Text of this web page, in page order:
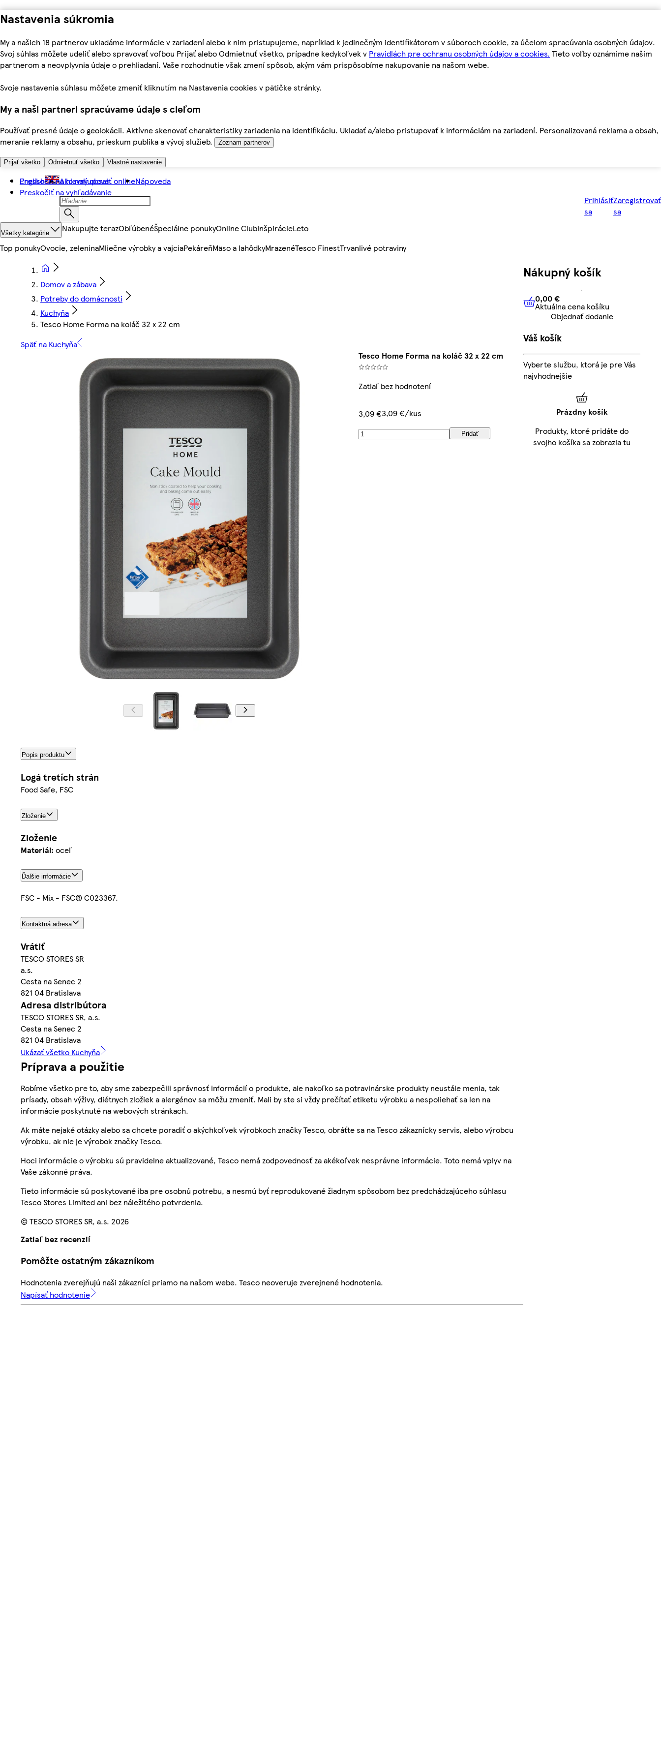
Nastavenia súkromia
My a našich 18 partnerov ukladáme informácie v zariadení alebo k nim pristupujeme, napríklad k jedinečným identifikátorom v súboroch cookie, za účelom spracúvania osobných údajov.
Svoj súhlas môžete udeliť alebo spravovať voľbou Prijať alebo Odmietnuť všetko, prípadne kedykoľvek v Pravidlách pre ochranu osobných údajov a cookies. Tieto voľby oznámime našim
partnerom a neovplyvnia údaje o prehliadaní. Vaše rozhodnutie však zmení spôsob, akým vám prispôsobíme nakupovanie na našom webe.
Svoje nastavenia súhlasu môžete zmeniť kliknutím na Nastavenia cookies v pätičke stránky.
My a naši partneri spracúvame údaje s cieľom
Používať presné údaje o geolokácii. Aktívne skenovať charakteristiky zariadenia na identifikáciu. Ukladať a/alebo pristupovať k informáciám na zariadení. Personalizovaná reklama a obsah,
meranie reklamy a obsahu, prieskum publika a vývoj služieb.
Zoznam partnerov
Prijať všetko Odmietnuť všetko Vlastné nastavenie
Preskočiť na hlavný obsah
Preskočiť na vyhľadávanie
English Ako nakupovať onlineNápoveda
Prihlásiť
sa
Zaregistrovať
sa
Všetky kategórie Nakupujte terazObľúbenéŠpeciálne ponukyOnline ClubInšpirácieLeto
Top ponukyOvocie, zeleninaMliečne výrobky a vajciaPekáreňMäso a lahôdkyMrazenéTesco FinestTrvanlivé potraviny
Domov a zábava
Potreby do domácnosti
Kuchyňa
Tesco Home Forma na koláč 32 x 22 cm
Späť na Kuchyňa
Tesco Home Forma na koláč 32 x 22 cm
Zatiaľ bez hodnotení
3,09 €3,09 €/kus
Pridať
Popis produktu
Logá tretích strán
Food Safe, FSC
Zloženie
Zloženie
Materiál: oceľ
Ďalšie informácie
FSC - Mix - FSC® C023367.
Kontaktná adresa
Vrátiť
TESCO STORES SR
a.s.
Cesta na Senec 2
821 04 Bratislava
Adresa distribútora
TESCO STORES SR, a.s.
Cesta na Senec 2
821 04 Bratislava
Ukázať všetko Kuchyňa
Príprava a použitie
Robíme všetko pre to, aby sme zabezpečili správnosť informácií o produkte, ale nakoľko sa potravinárske produkty neustále menia, tak
prísady, obsah výživy, diétnych zložiek a alergénov sa môžu zmeniť. Mali by ste si vždy prečítať etiketu výrobku a nespoliehať sa len na
informácie poskytnuté na webových stránkach.
Ak máte nejaké otázky alebo sa chcete poradiť o akýchkoľvek výrobkoch značky Tesco, obráťte sa na Tesco zákaznícky servis, alebo výrobcu
výrobku, ak nie je výrobok značky Tesco.
Hoci informácie o výrobku sú pravidelne aktualizované, Tesco nemá zodpovednosť za akékoľvek nesprávne informácie. Toto nemá vplyv na
Vaše zákonné práva.
Tieto informácie sú poskytované iba pre osobnú potrebu, a nesmú byť reprodukované žiadnym spôsobom bez predchádzajúceho súhlasu
Tesco Stores Limited ani bez náležitého potvrdenia.
© TESCO STORES SR, a.s. 2026
Zatiaľ bez recenzií
Pomôžte ostatným zákazníkom
Hodnotenia zverejňujú naši zákazníci priamo na našom webe. Tesco neoveruje zverejnené hodnotenia.
Napísať hodnotenie
Nákupný košík
0,00 € Aktuálna cena košíku
0,00 €
Aktuálna cena košíku
Objednať dodanie
Váš košík
Vyberte službu, ktorá je pre Vás
najvhodnejšie
Prázdny košík
Produkty, ktoré pridáte do
svojho košíka sa zobrazia tu